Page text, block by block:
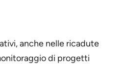
anche nelle ricadute
di progetti